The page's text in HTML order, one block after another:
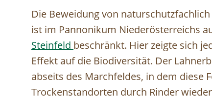
Die Beweidung von
ist im Pannonikum Niederösterreichs
Steinfeld beschränkt. Hier zeigte sich
Effekt auf die Biodiversität. Der
abseits des Marchfeldes, in dem diese
Trockenstandorten durch Rinder